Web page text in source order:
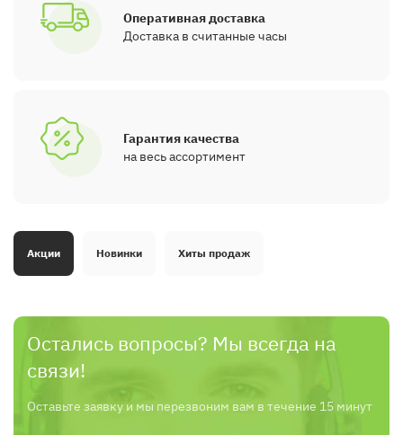
Оперативная доставка
Доставка в считанные часы
Гарантия качества
на весь ассортимент
Акции Новинки Хиты продаж
Остались вопросы? Мы всегда на
связи!
Оставьте заявку и мы перезвоним вам в течение 15 минут